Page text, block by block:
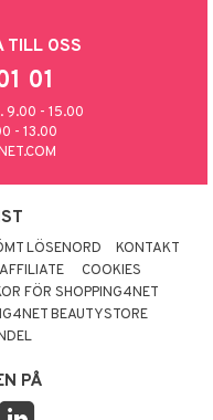
TILL OSS
01
9.00 - 15.00
- 13.00
LÖSENORD
KONTAKT
COOKIES
FÖR SHOPPING4NET
BEAUTYSTORE
PÅ